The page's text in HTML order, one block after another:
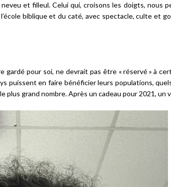
et filleul. Celui qui, croisons les doigts, nous
biblique et du caté, avec spectacle, culte et
gardé pour soi, ne devrait pas être « réservé » à
puissent en faire bénéficier leurs populations,
plus grand nombre. Après un cadeau pour 2021, un